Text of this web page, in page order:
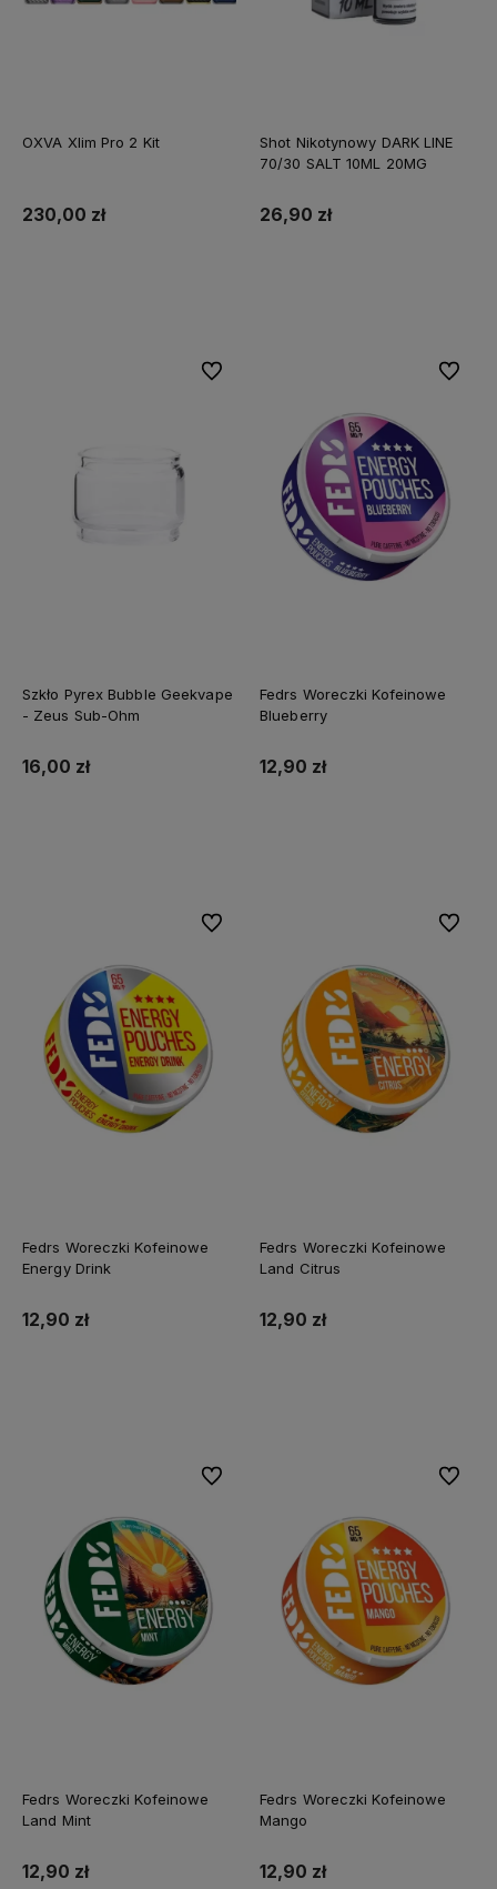
OXVA Xlim Pro 2 Kit
230,00 zł
Shot Nikotynowy DARK LINE
70/30 SALT 10ML 20MG
26,90 zł
Szkło Pyrex Bubble Geekvape
- Zeus Sub-Ohm
16,00 zł
Do ulubionych
Fedrs Woreczki Kofeinowe
Blueberry
12,90 zł
Do
Fedrs Woreczki Kofeinowe
Energy Drink
12,90 zł
Do ulubionych
Fedrs Woreczki Kofeinowe
Land Citrus
12,90 zł
Do
Fedrs Woreczki Kofeinowe
Land Mint
12,90 zł
Do ulubionych
Fedrs Woreczki Kofeinowe
Mango
12,90 zł
Do